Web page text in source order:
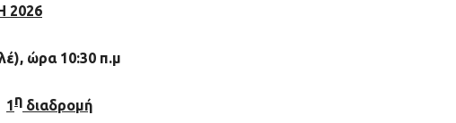
2026
ώρα 10:30 π.μ
1η διαδρομή